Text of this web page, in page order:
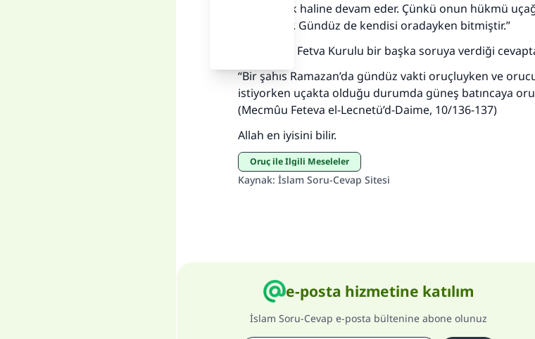
oruçsuzluk haline devam eder. Çünkü onun hükmü
hükmüdür. Gündüz de kendisi oradayken bitmiştir.”
Yine Daimi Fetva Kurulu bir başka soruya verdiği
“Bir şahıs Ramazan’da gündüz vakti oruçluyken ve
istiyorken uçakta olduğu durumda güneş batıncaya
(Mecmûu Feteva el-Lecnetü’d-Daime, 10/136-137)
Allah en iyisini bilir.
Oruç ile İlgili Meseleler
Kaynak: İslam Soru-Cevap Sitesi
e-posta hizmetine katılım
İslam Soru-Cevap e-posta bültenine abone olunuz
Şimdi katkı yapın!